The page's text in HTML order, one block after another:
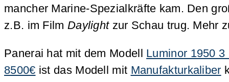
mancher Marine-Spezialkräfte kam. Den
z.B. im Film Daylight zur Schau trug. Mehr
Panerai hat mit dem Modell Luminor 1950
8500€ ist das Modell mit Manufakturkaliber